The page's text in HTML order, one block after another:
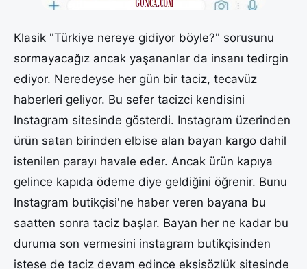
Klasik "Türkiye nereye gidiyor böyle?" sorusunu
sormayacağız ancak yaşananlar da insanı tedirgin
ediyor. Neredeyse her gün bir taciz, tecavüz
haberleri geliyor. Bu sefer tacizci kendisini
Instagram sitesinde gösterdi. Instagram üzerinden
ürün satan birinden elbise alan bayan kargo dahil
istenilen parayı havale eder. Ancak ürün kapıya
gelince kapıda ödeme diye geldiğini öğrenir. Bunu
Instagram butikçisi'ne haber veren bayana bu
saatten sonra taciz başlar. Bayan her ne kadar bu
duruma son vermesini instagram butikçisinden
istese de taciz devam edince ekşisözlük sitesinde